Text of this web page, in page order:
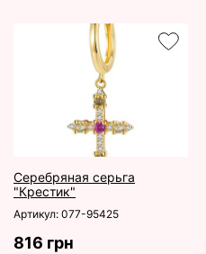
Серебряная серьга
"Крестик"
Артикул: 077-95425
816 грн